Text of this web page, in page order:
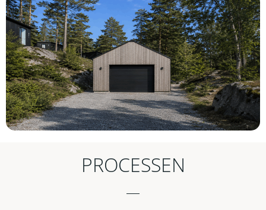
PROCESSEN